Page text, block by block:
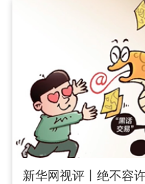
新华网视评丨绝不容